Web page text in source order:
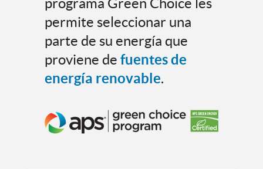
programa Green Choice les
permite seleccionar una
parte de su energía que
proviene de fuentes de
energía renovable.